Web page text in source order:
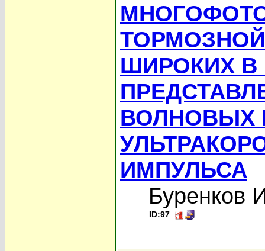
ШИРОКИХ
ВОЛНОВЫХ
ИМПУЛЬСА
Буренков
ID:97